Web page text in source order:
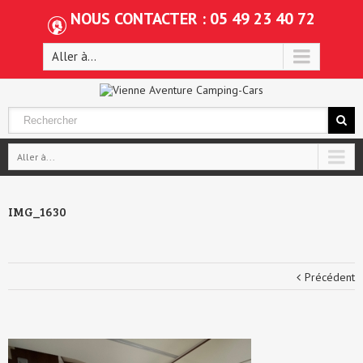
NOUS CONTACTER : 05 49 23 40 72
Aller à...
Aller à...
IMG_1630
Précédent